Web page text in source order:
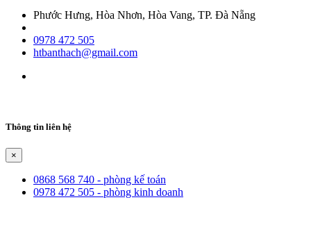
Phước Hưng, Hòa Nhơn, Hòa Vang, TP. Đà Nẵng
0978 472 505
htbanthach@gmail.com
Thông tin liên hệ
×
0868 568 740 - phòng kế toán
0978 472 505 - phòng kinh doanh